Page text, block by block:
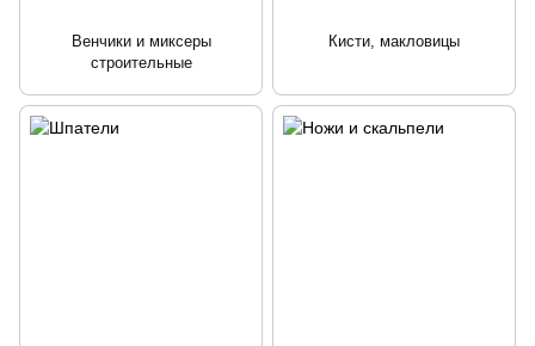
Венчики и миксеры
строительные
Кисти, макловицы